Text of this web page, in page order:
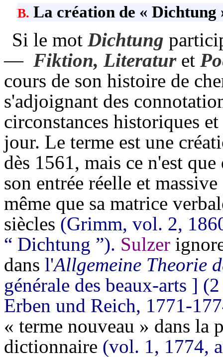
B. La création de «
Si le mot Dichtung
— Fiktion, Literaturet
cours de son histoire de
s'adjoignant des
circonstances historiques
jour. Le terme est une
dès 1561, mais ce n'est
son entrée réelle et
même que sa matrice
siècles (Grimm, vol. 2,
“ Dichtung ”). Sulzer
dans l'Allgemeine Theorie
générale des beaux-arts ]
Erben und Reich, 1771-
« terme nouveau » dans la
dictionnaire (vol. 1, 1774,